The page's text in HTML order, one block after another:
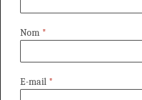
Nom *
E-mail *